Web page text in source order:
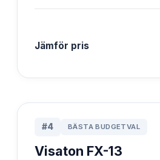
Jämför pris
#4 BÄSTA BUDGETVAL
Visaton FX-13